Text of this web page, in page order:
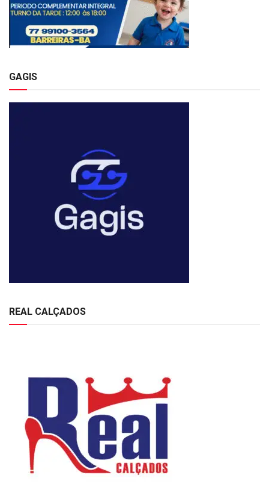
GAGIS
REAL CALÇADOS